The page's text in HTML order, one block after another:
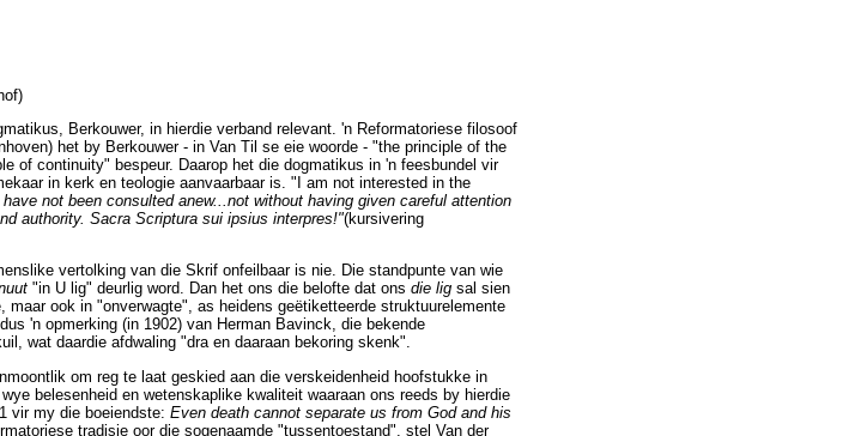
Berkouwer, in hierdie verband relevant. 'n Reformatoriese filosoof
het by Berkouwer - in Van Til se eie woorde - "the principle of the
of continuity" bespeur. Daarop het die dogmatikus in 'n feesbundel vir
in kerk en teologie aanvaarbaar is. "I am not interested in the
not been consulted anew...not without having given careful attention
authority. Sacra Scriptura sui ipsius interpres!"(kursivering
vertolking van die Skrif onfeilbaar is nie. Die standpunte van wie
"in U lig" deurlig word. Dan het ons die belofte dat ons die lig sal sien
ook in "onverwagte", as heidens geëtiketteerde struktuurelemente
'n opmerking (in 1902) van Herman Bavinck, die bekende
wat daardie afdwaling "dra en daaraan bekoring skenk".
om reg te laat geskied aan die verskeidenheid hoofstukke in
belesenheid en wetenskaplike kwaliteit waaraan ons reeds by hierdie
vir my die boeiendste: Even death cannot separate us from God and his
tradisie oor die sogenaamde "tussentoestand", stel Van der